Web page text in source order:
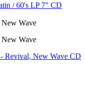
/ 60's LP 7" CD
Wave
Wave
Revival, New Wave CD